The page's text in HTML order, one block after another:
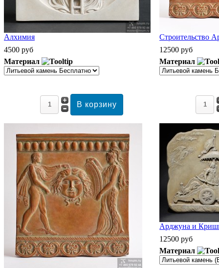
Алхимия
4500 руб
Материал
Строительство
12500 руб
Материал
Арджуна и
12500 руб
Материал